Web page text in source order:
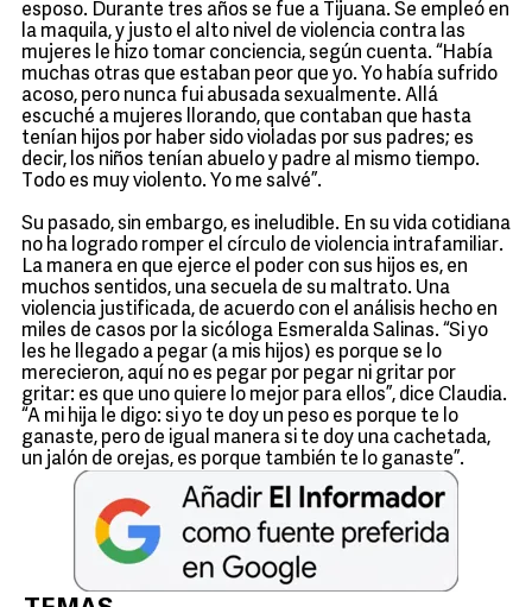
esposo. Durante tres años se fue a Tijuana. Se empleó en
la maquila, y justo el alto nivel de violencia contra las
mujeres le hizo tomar conciencia, según cuenta. “Había
muchas otras que estaban peor que yo. Yo había sufrido
acoso, pero nunca fui abusada sexualmente. Allá
escuché a mujeres llorando, que contaban que hasta
tenían hijos por haber sido violadas por sus padres; es
decir, los niños tenían abuelo y padre al mismo tiempo.
Todo es muy violento. Yo me salvé”.
Su pasado, sin embargo, es ineludible. En su vida cotidiana
no ha logrado romper el círculo de violencia intrafamiliar.
La manera en que ejerce el poder con sus hijos es, en
muchos sentidos, una secuela de su maltrato. Una
violencia justificada, de acuerdo con el análisis hecho en
miles de casos por la sicóloga Esmeralda Salinas. “Si yo
les he llegado a pegar (a mis hijos) es porque se lo
merecieron, aquí no es pegar por pegar ni gritar por
gritar: es que uno quiere lo mejor para ellos”, dice Claudia.
“A mi hija le digo: si yo te doy un peso es porque te lo
ganaste, pero de igual manera si te doy una cachetada,
un jalón de orejas, es porque también te lo ganaste”.